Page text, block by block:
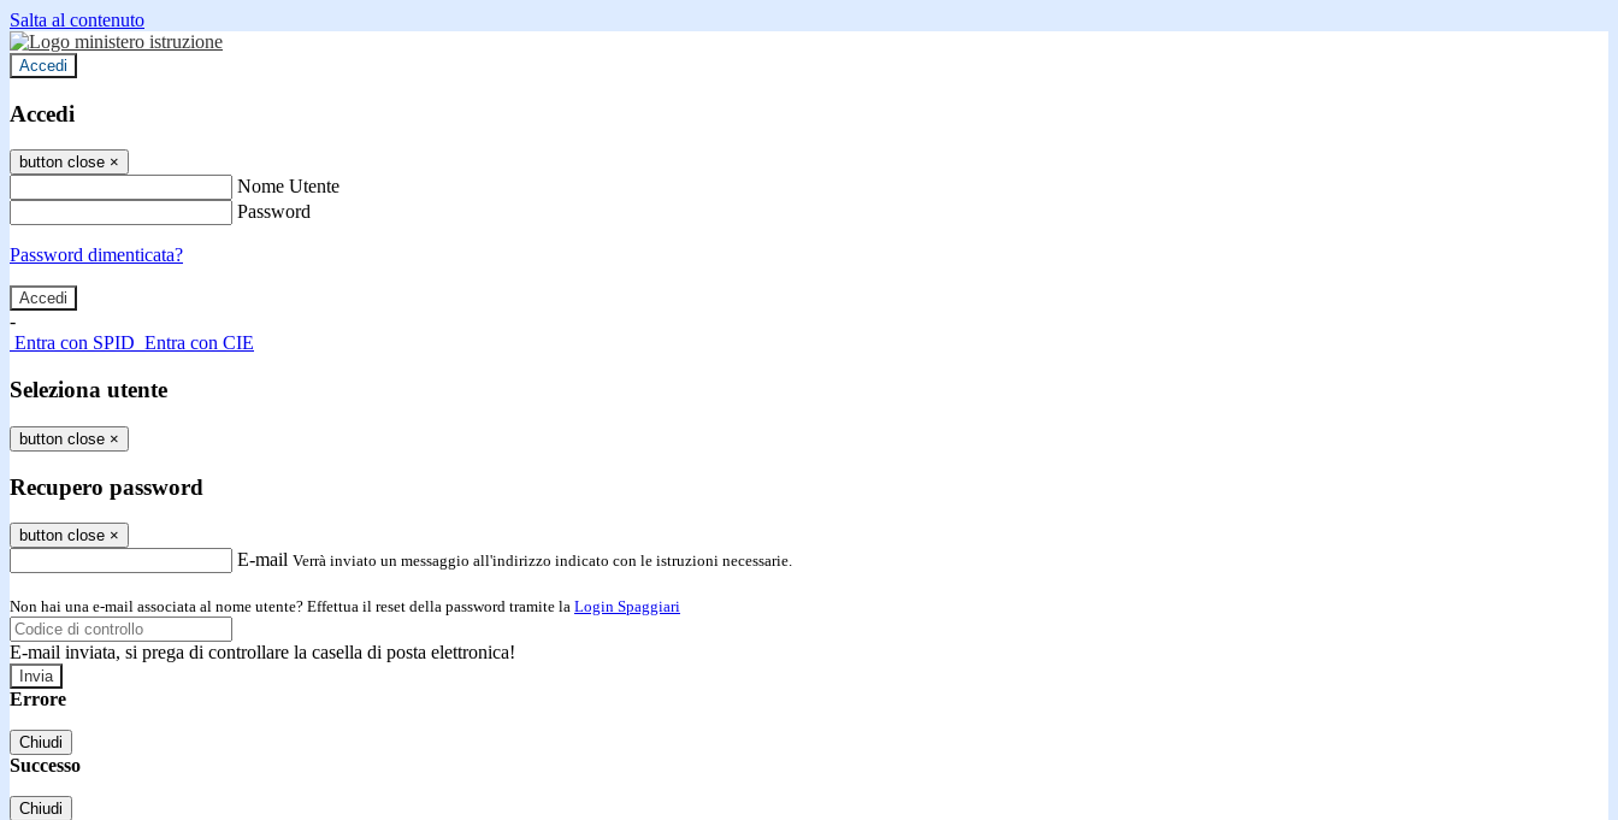
Salta al contenuto
Accedi
Accedi
button close ×
Nome Utente
Password
Password dimenticata?
-
Entra con SPID Entra con CIE
Seleziona utente
button close ×
Recupero password
button close ×
E-mail Verrà inviato un messaggio all'indirizzo indicato con le istruzioni necessarie.
Non hai una e-mail associata al nome utente? Effettua il reset della password tramite la Login Spaggiari
E-mail inviata, si prega di controllare la casella di posta elettronica!
Errore
Chiudi
Successo
Chiudi